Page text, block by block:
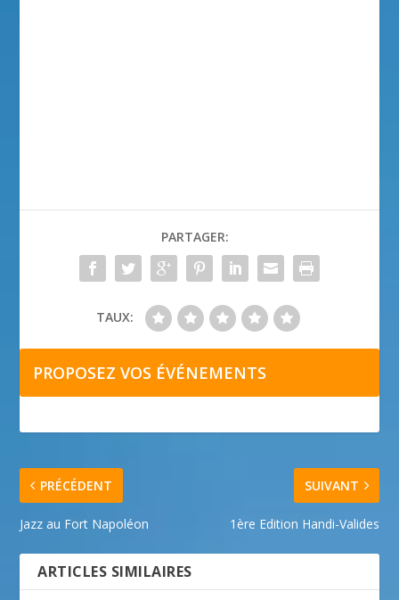
PARTAGER:
TAUX:
PROPOSEZ VOS ÉVÉNEMENTS
PRÉCÉDENT
Jazz au Fort Napoléon
SUIVANT
1ère Edition Handi-Valides
ARTICLES SIMILAIRES